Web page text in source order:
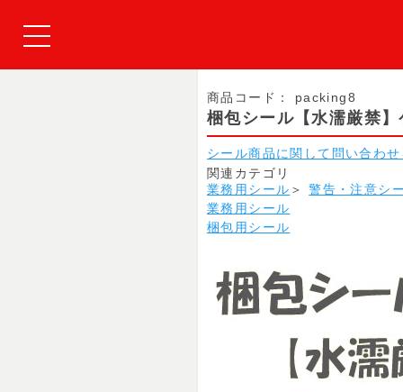
商品コード： packing8
梱包シール【水濡厳禁
シール商品に関して問い合わ
関連カテゴリ
業務用シール ＞
警告・注意シ
業務用シール
梱包用シール